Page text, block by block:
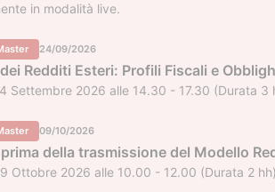
in modalità live.
24/09/2026
Redditi Esteri: Profili Fiscali e
Settembre 2026 alle 14.30 - 17.30 (Durata 3
09/10/2026
della trasmissione del Modello
Ottobre 2026 alle 10.00 - 12.00 (Durata 2